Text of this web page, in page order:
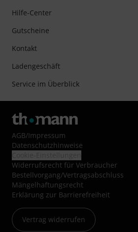
Hilfe-Center
Gutscheine
Kontakt
Ladengeschäft
Service im Überblick
AGB/Impressum
Datenschutzhinweise
Widerrufsrecht für Verbraucher
Bestellvorgang/Vertragsabschluss
Mängelhaftungsrecht
Erklärung zur Barrierefreiheit
Vertrag widerrufen